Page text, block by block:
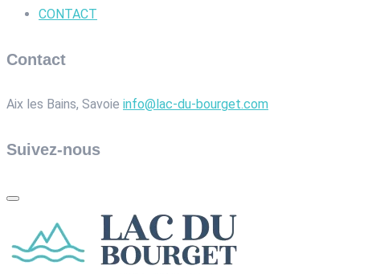
CONTACT
Contact
Aix les Bains, Savoie info@lac-du-bourget.com
Suivez-nous